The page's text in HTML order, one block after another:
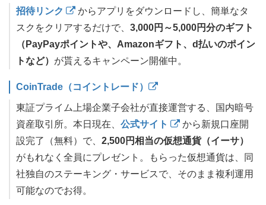
招待リンク
からアプリをダウンロードし、簡単なタ
スクをクリアするだけで、 3,000円～5,000円分のギフト
（PayPayポイントや、Amazonギフト、d払いのポイン
トなど） が貰えるキャンペーン開催中。
CoinTrade（コイントレード）
東証プライム上場企業子会社が直接運営する、国内暗号
資産取引所。本日現在、 公式サイト
から新規口座開
設完了（無料）で、 2,500円相当の仮想通貨（イーサ）
がもれなく全員にプレゼント。もらった仮想通貨は、同
社独自のステーキング・サービスで、そのまま複利運用
可能なのでお得。